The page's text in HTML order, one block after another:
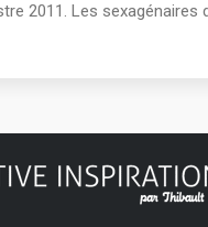
2011. Les sexagénaires